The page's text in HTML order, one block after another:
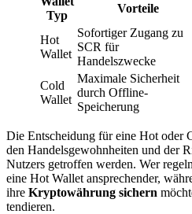
Typ
Vorteile
Hot
Wallet
Sofortiger Zugang zu
SCR für
Handelszwecke
Cold
Wallet
Maximale Sicherheit
durch Offline-
Speicherung
Die Entscheidung für eine Hot oder
den Handelsgewohnheiten und der
Nutzers getroffen werden. Wer
eine Hot Wallet ansprechender,
ihre Kryptowährung sichern
tendieren.